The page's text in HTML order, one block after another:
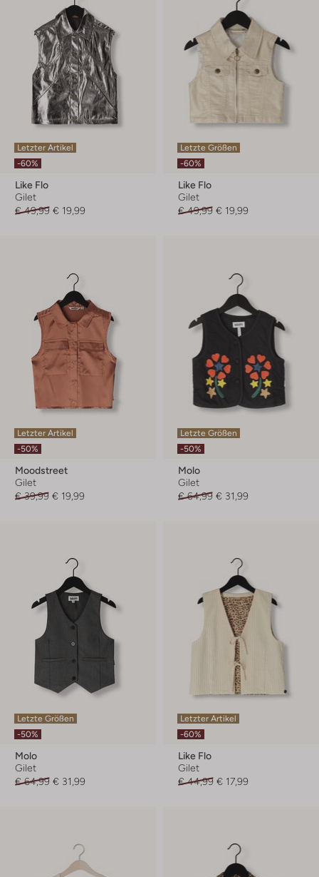
Letzter Artikel
-60%
Like Flo
Gilet
€ 49,99 € 19,99
Letzte Größen
-60%
Like Flo
Gilet
€ 49,99 € 19,99
Letzter Artikel
-50%
Moodstreet
Gilet
€ 39,99 € 19,99
Letzte Größen
-50%
Molo
Gilet
€ 64,99 € 31,99
Letzte Größen
-50%
Molo
Gilet
€ 64,99 € 31,99
Letzter Artikel
-60%
Like Flo
Gilet
€ 44,99 € 17,99